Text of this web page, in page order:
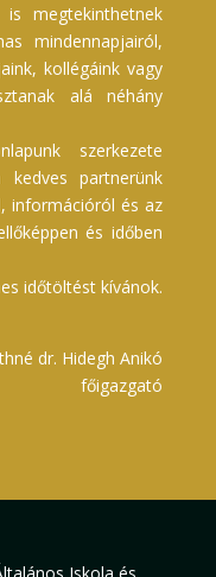
megtekinthetnek
mindennapjairól,
kollégáink vagy
alá néhány
szerkezete
partnerünk
információról és az
és időben
időtöltést kívánok.
dr. Hidegh Anikó
főigazgató
Iskola és